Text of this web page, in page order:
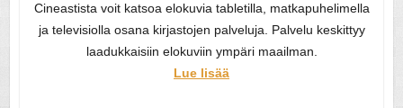
Cineastista voit katsoa elokuvia tabletilla, matkapuhelimella
ja televisiolla osana kirjastojen palveluja. Palvelu keskittyy
laadukkaisiin elokuviin ympäri maailman.
Lue lisää